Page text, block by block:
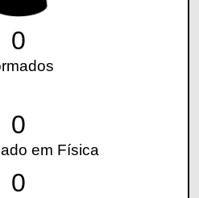
0
0
em Física
0